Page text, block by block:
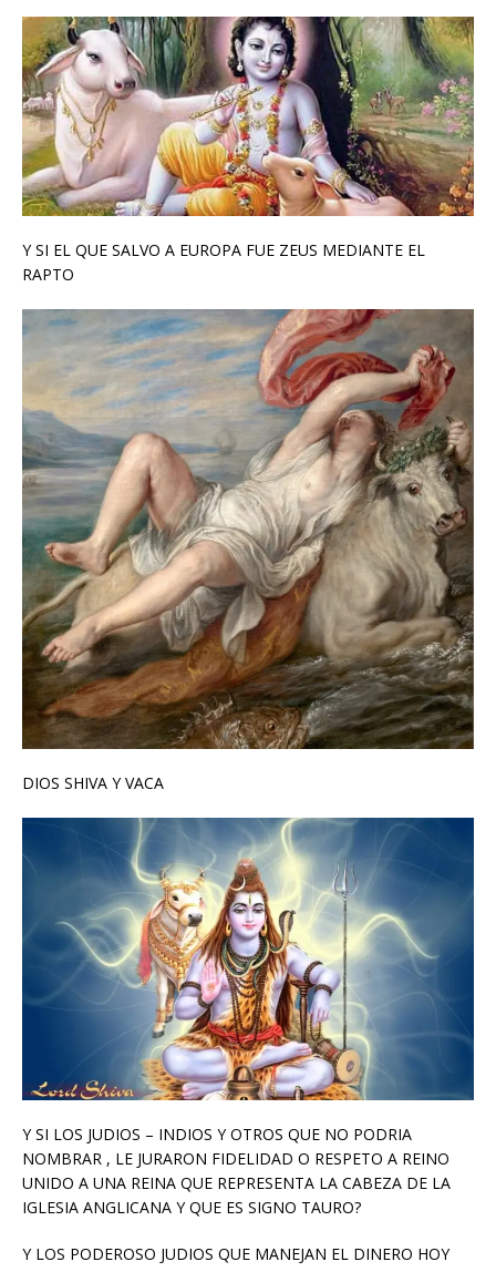
Y SI EL QUE SALVO A EUROPA FUE ZEUS MEDIANTE EL
RAPTO
DIOS SHIVA Y VACA
Y SI LOS JUDIOS – INDIOS Y OTROS QUE NO PODRIA
NOMBRAR , LE JURARON FIDELIDAD O RESPETO A REINO
UNIDO A UNA REINA QUE REPRESENTA LA CABEZA DE LA
IGLESIA ANGLICANA Y QUE ES SIGNO TAURO?
Y LOS PODEROSO JUDIOS QUE MANEJAN EL DINERO HOY